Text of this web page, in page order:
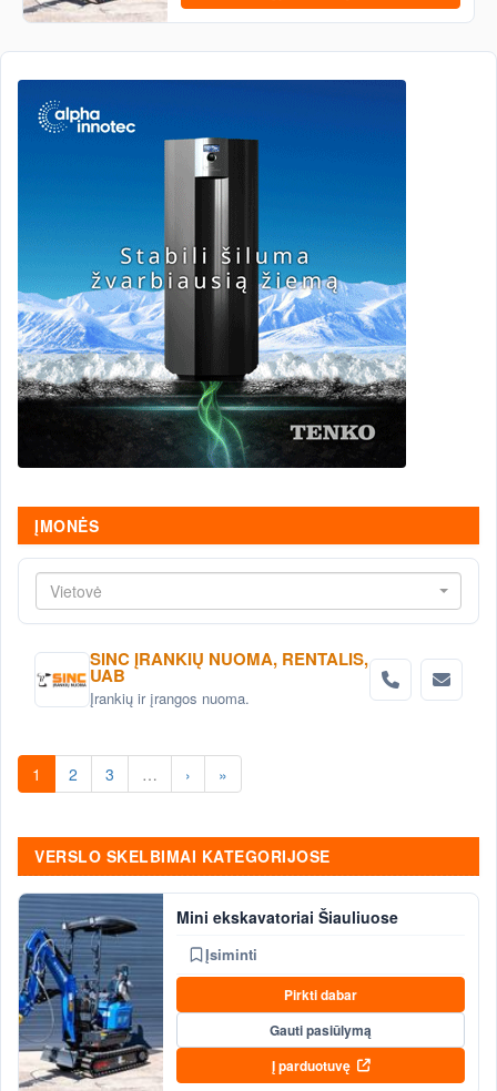
ĮMONĖS
Vietovė
SINC ĮRANKIŲ NUOMA, RENTALIS,
UAB
Įrankių ir įrangos nuoma.
1 2 3 … › »
VERSLO SKELBIMAI KATEGORIJOSE
Mini ekskavatoriai Šiauliuose
Įsiminti
Pirkti dabar
Gauti pasiūlymą
Į parduotuvę